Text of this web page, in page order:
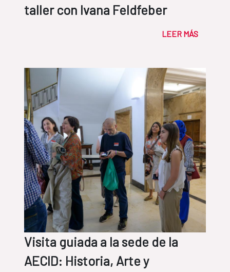
taller con Ivana Feldfeber
LEER MÁS
Visita guiada a la sede de la
AECID: Historia, Arte y